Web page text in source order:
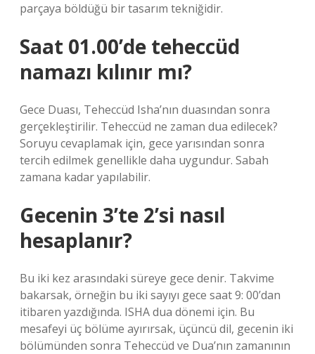
parçaya böldüğü bir tasarım tekniğidir.
Saat 01.00’de teheccüd
namazı kılınır mı?
Gece Duası, Teheccüd Isha’nın duasından sonra
gerçekleştirilir. Teheccüd ne zaman dua edilecek?
Soruyu cevaplamak için, gece yarısından sonra
tercih edilmek genellikle daha uygundur. Sabah
zamana kadar yapılabilir.
Gecenin 3’te 2’si nasıl
hesaplanır?
Bu iki kez arasındaki süreye gece denir. Takvime
bakarsak, örneğin bu iki sayıyı gece saat 9: 00’dan
itibaren yazdığında. ISHA dua dönemi için. Bu
mesafeyi üç bölüme ayırırsak, üçüncü dil, gecenin iki
bölümünden sonra Teheccüd ve Dua’nın zamanının